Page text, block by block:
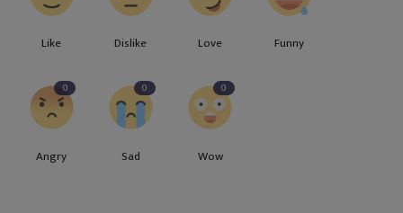
Like Dislike Love Funny
0
Angry
0
Sad
0
Wow